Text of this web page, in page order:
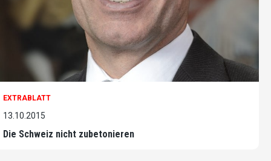
EXTRABLATT
13.10.2015
Die Schweiz nicht zubetonieren